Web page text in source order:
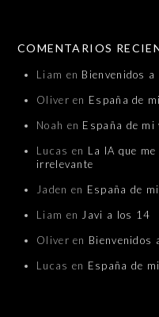
COMENTARIOS
Liam en Bienvenidos
Oliver en España de
Noah en España de mi
Lucas en La IA que
irrelevante
Jaden en España de
Liam en Javi a los 14
Oliver en Bienvenidos
Lucas en España de